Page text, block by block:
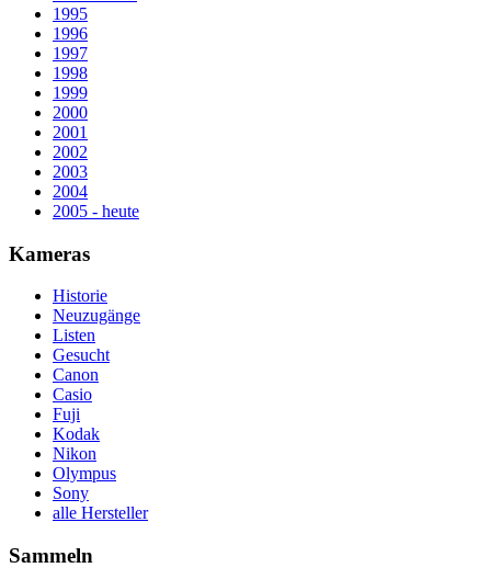
1995
1996
1997
1998
1999
2000
2001
2002
2003
2004
2005 - heute
Kameras
Historie
Neuzugänge
Listen
Gesucht
Canon
Casio
Fuji
Kodak
Nikon
Olympus
Sony
alle Hersteller
Sammeln